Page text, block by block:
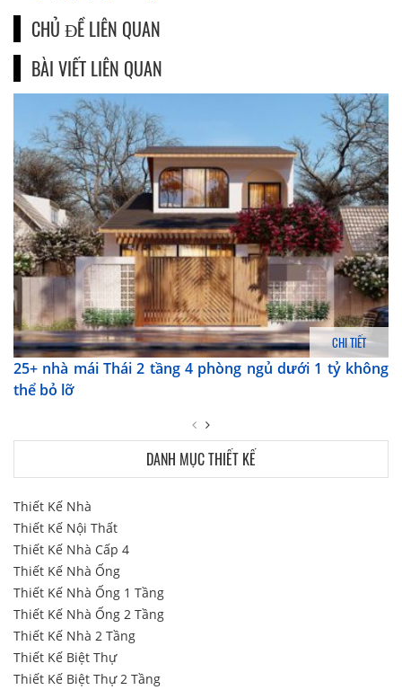
CHỦ ĐỀ LIÊN QUAN
BÀI VIẾT LIÊN QUAN
CHI TIẾT
25+ nhà mái Thái 2 tầng 4 phòng ngủ​​​​​​ dưới 1 tỷ không
thể bỏ lỡ
DANH MỤC THIẾT KẾ
Thiết Kế Nhà
Thiết Kế Nội Thất
Thiết Kế Nhà Cấp 4
Thiết Kế Nhà Ống
Thiết Kế Nhà Ống 1 Tầng
Thiết Kế Nhà Ống 2 Tầng
Thiết Kế Nhà 2 Tầng
Thiết Kế Biệt Thự
Thiết Kế Biệt Thự 2 Tầng